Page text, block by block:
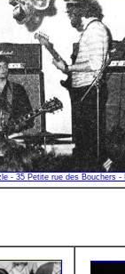
- 35 Petite rue des Bouchers -